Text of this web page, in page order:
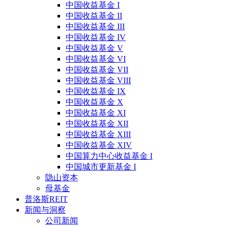
中国收益基金 I
中国收益基金 II
中国收益基金 III
中国收益基金 IV
中国收益基金 V
中国收益基金 VI
中国收益基金 VII
中国收益基金 VIII
中国收益基金 IX
中国收益基金 X
中国收益基金 XI
中国收益基金 XII
中国收益基金 XIII
中国收益基金 XIV
中国算力中心收益基金 I
中国城市更新基金 I
隐山资本
母基金
普洛斯REIT
新闻与洞察
公司新闻